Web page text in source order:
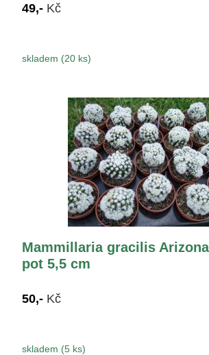
49,- Kč
skladem (20 ks)
Mammillaria gracilis
pot 5,5 cm
50,- Kč
skladem (5 ks)